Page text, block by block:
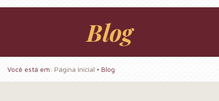
Blog
Você está em: Página Inicial • Blog